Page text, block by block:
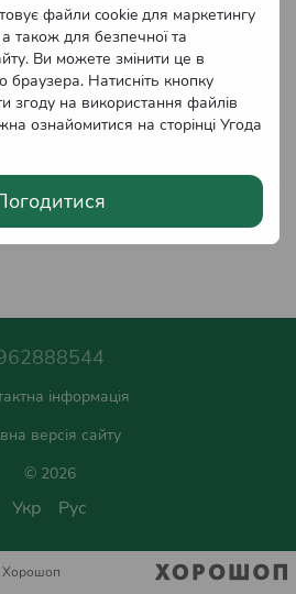
файли cookie для маркетингу
також для безпечної та
Ви можете змінити це в
Натисніть кнопку
згоду на використання файлів
ознайомитися на сторінці Угода
інформація
версія сайту
© 2026
Укр Рус
Хорошоп